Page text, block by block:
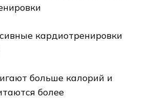
кардиотренировки
больше калорий и
более